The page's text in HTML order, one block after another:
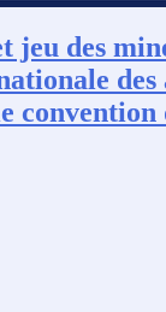
jeu des
des